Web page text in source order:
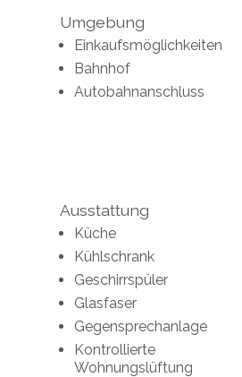
Umgebung
Einkaufsmöglichkeiten
Bahnhof
Autobahnanschluss
Ausstattung
Küche
Kühlschrank
Geschirrspüler
Glasfaser
Gegensprechanlage
Kontrollierte
Wohnungslüftung